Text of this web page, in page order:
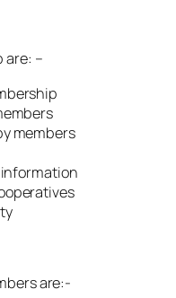
are: –
members
are:-